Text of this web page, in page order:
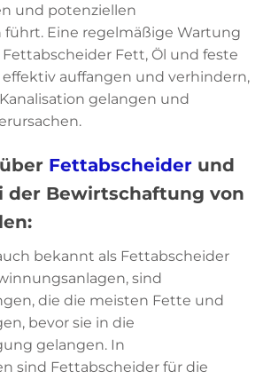
und potenziellen
Eine regelmäßige Wartung
Fettabscheider Fett, Öl und feste
auffangen und verhindern,
gelangen und
Fettabscheider und
der Bewirtschaftung von
bekannt als Fettabscheider
sind
die die meisten Fette und
bevor sie in die
gelangen. In
sind Fettabscheider für die